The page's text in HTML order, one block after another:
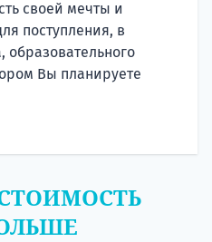
своей мечты и
поступления, в
образовательного
Вы планируете